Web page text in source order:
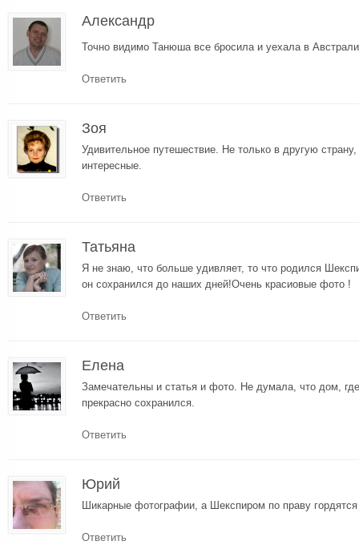
Александр
Точно видимо Танюша все бросила и уехала в
Ответить
Зоя
Удивительное путешествие. Не только в другую
интересные.
Ответить
Татьяна
Я не знаю, что больше удивляет, то что родился
он сохранился до наших дней!Очень красиовые фото !
Ответить
Елена
Замечательны и статья и фото. Не думала, что дом,
прекрасно сохранился.
Ответить
Юрий
Шикарные фотографии, а Шекспиром по праву
Ответить